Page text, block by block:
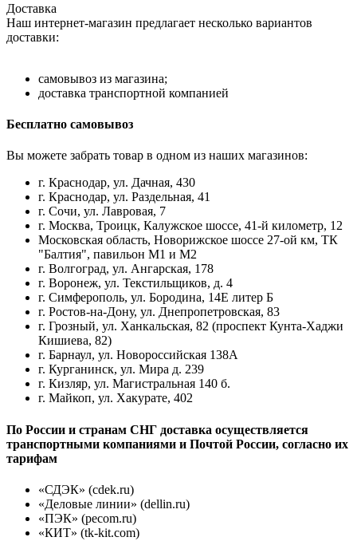
Доставка
Наш интернет-магазин предлагает несколько вариантов
доставки:
самовывоз из магазина;
доставка транспортной компанией
Бесплатно самовывоз
Вы можете забрать товар в одном из наших магазинов:
г. Краснодар, ул. Дачная, 430
г. Краснодар, ул. Раздельная, 41
г. Сочи, ул. Лавровая, 7
г. Москва, Троицк, Калужское шоссе, 41-й километр, 12
Московская область, Новорижское шоссе 27-ой км, ТК
"Балтия", павильон М1 и М2
г. Волгоград, ул. Ангарская, 178
г. Воронеж, ул. Текстильщиков, д. 4
г. Симферополь, ул. Бородина, 14Е литер Б
г. Ростов-на-Дону, ул. Днепропетровская, 83
г. Грозный, ул. Ханкальская, 82 (проспект Кунта-Хаджи
Кишиева, 82)
г. Барнаул, ул. Новороссийская 138А
г. Курганинск, ул. Мира д. 239
г. Кизляр, ул. Магистральная 140 б.
г. Майкоп, ул. Хакурате, 402
По России и странам СНГ доставка осуществляется
транспортными компаниями и Почтой России, согласно их
тарифам
«СДЭК» (cdek.ru)
«Деловые линии» (dellin.ru)
«ПЭК» (pecom.ru)
«КИТ» (tk-kit.com)